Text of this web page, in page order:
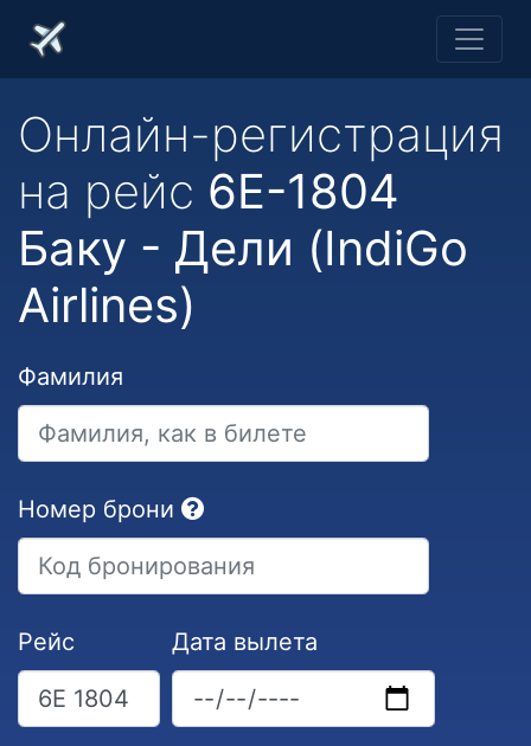
Онлайн-регистрация
на рейс 6E-1804
Баку - Дели (IndiGo
Airlines)
Фамилия
Номер брони
Рейс Дата вылета